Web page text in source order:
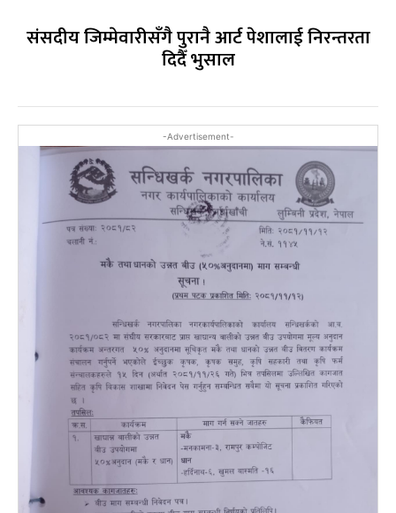
संसदीय जिम्मेवारीसँगै पुरानै आर्ट पेशालाई निरन्तरता
दिदैँ भुसाल
-Advertisement-